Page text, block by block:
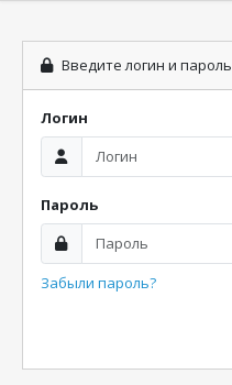
Введите логин и пароль
Логин
Пароль
Забыли пароль?